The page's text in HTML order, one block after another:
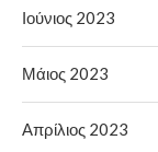
Ιούνιος 2023
Μάιος 2023
Απρίλιος 2023